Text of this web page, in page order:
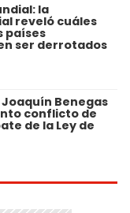
la
reveló cuáles
países
ser derrotados
Benegas
conflicto de
de la Ley de